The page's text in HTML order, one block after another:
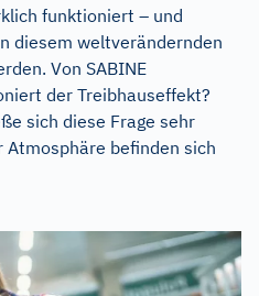
funktioniert – und
diesem weltverändernden
Von SABINE
der Treibhauseffekt?
sich diese Frage sehr
befinden sich